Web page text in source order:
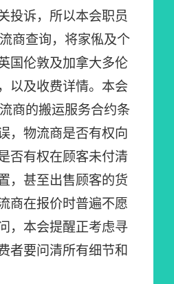
投诉，所以本会职员
商查询，将家俬及个
国伦敦及加拿大多伦
以及收费详情。本会
商的搬运服务合约条
，物流商是否有权向
否有权在顾客未付清
，甚至出售顾客的货
商在报价时普遍不愿
，本会提醒正考虑寻
者要问清所有细节和